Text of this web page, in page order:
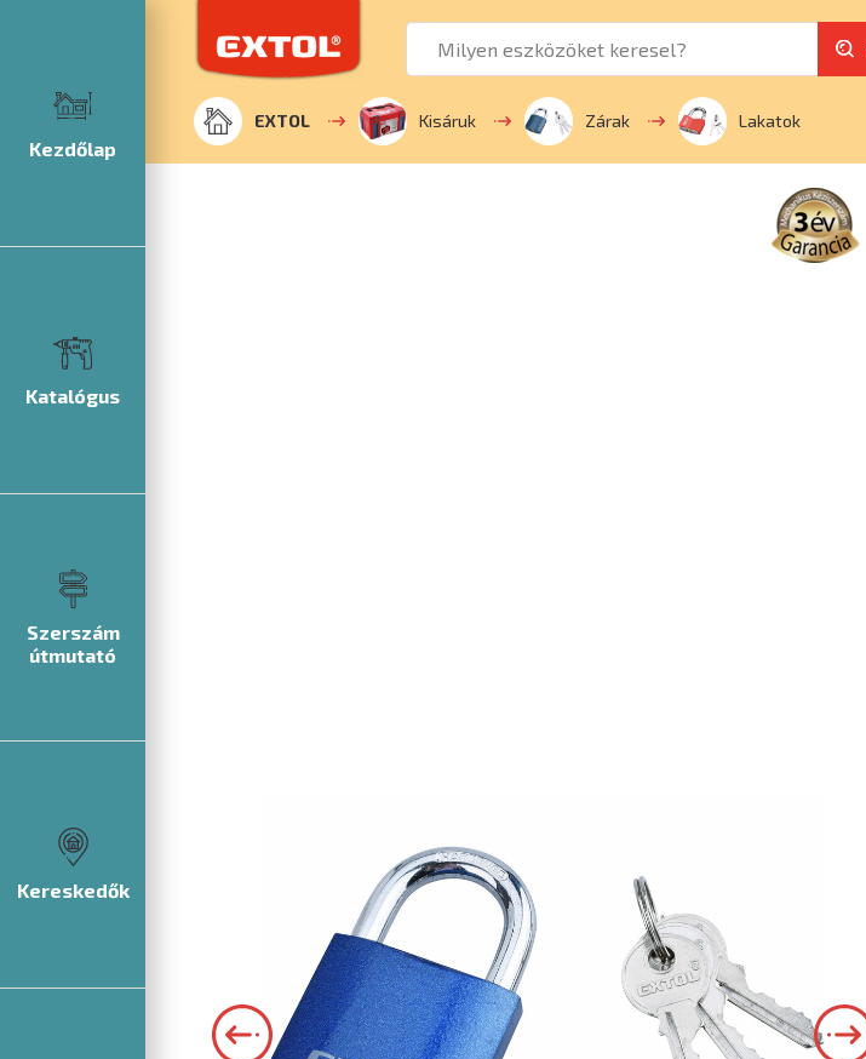
Kezdőlap
Katalógus
Szerszám
útmutató
Kereskedők
EXTOL Kisáruk Zárak Lakatok